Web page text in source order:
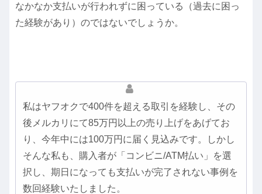
なかなか支払いが行われずに困っている（過去に困っ
た経験があり）のではないでしょうか。
私はヤフオクで400件を超える取引を経験し、その
後メルカリにて85万円以上の売り上げをあげてお
り、今年中には100万円に届く見込みです。しかし
そんな私も、購入者が「コンビニ/ATM払い」を選
択し、期日になっても支払いが完了されない事例を
数回経験いたしました。